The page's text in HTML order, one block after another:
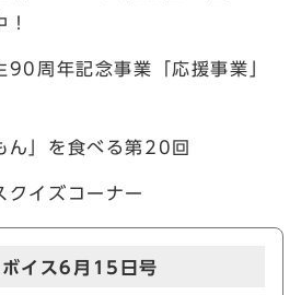
周年記念事業「応援事業」
」を食べる第20回
イズコーナー
イス6月15日号